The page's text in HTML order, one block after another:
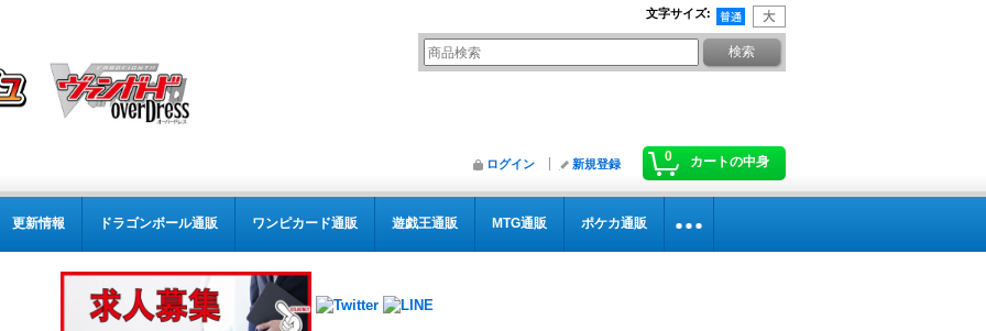
文字サイズ:
0 カートの中身
ログイン 新規登録
更新情報 ドラゴンボール通販 ワンピカード通販 遊戯王通販 MTG通販 ポケカ通販